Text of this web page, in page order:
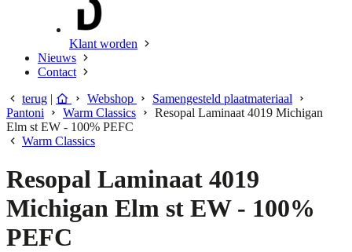
Klant worden
Nieuws
Contact
terug | Webshop
Samengesteld plaatmateriaal
Pantoni
Warm Classics
Resopal Laminaat 4019 Michigan
Elm st EW - 100% PEFC
Warm Classics
Resopal Laminaat 4019
Michigan Elm st EW - 100%
PEFC